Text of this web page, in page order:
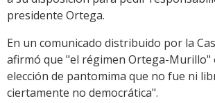
presidente Ortega.
En un comunicado distribuido por la
afirmó que "el régimen Ortega-Murillo"
elección de pantomima que no fue ni
ciertamente no democrática".